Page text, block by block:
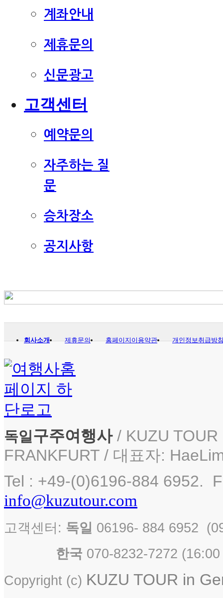
계좌안내
제휴문의
신문광고
고객센터
예약문의
자주하는 질
문
승차장소
공지사항
회사소개 제휴문의 홈페이지이용약관 개인정보취급방
독일 구주여행사/ KUZU TOUR
FRANKFURT / 대표자:
Tel : +49-(0)6196-884 6952.
info@kuzutour.com
고객센터: 독일 06196- 884 6952
한국 070-8232-7272 (
Copyright (c) KUZU TOUR in